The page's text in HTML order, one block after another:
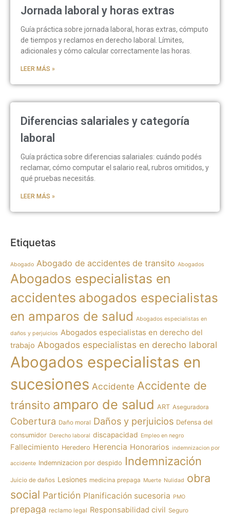
Jornada laboral y horas extras
Guía práctica sobre jornada laboral, horas extras, cómputo
de tiempos y reclamos en derecho laboral. Límites,
adicionales y cómo calcular correctamente las horas.
LEER MÁS »
Diferencias salariales y categoría
laboral
Guía práctica sobre diferencias salariales: cuándo podés
reclamar, cómo computar el salario real, rubros omitidos, y
qué pruebas necesitás.
LEER MÁS »
Etiquetas
Abogado Abogado de accidentes de transito Abogados
Abogados especialistas en
accidentes abogados especialistas
en amparos de salud Abogados especialistas en
daños y perjuicios Abogados especialistas en derecho del
trabajo Abogados especialistas en derecho laboral
Abogados especialistas en
sucesiones Accidente Accidente de
tránsito amparo de salud ART Aseguradora
Cobertura Daño moral Daños y perjuicios Defensa del
consumidor Derecho laboral discapacidad Empleo en negro
Fallecimiento Heredero Herencia Honorarios indemnizacion por
accidente Indemnizacion por despido Indemnización
Juicio de daños Lesiones medicina prepaga Muerte Nulidad obra
social Partición Planificación sucesoria PMO
prepaga reclamo legal Responsabilidad civil Seguro